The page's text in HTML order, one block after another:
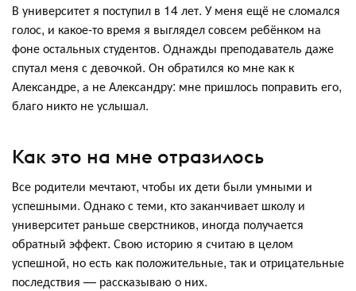
В университет я поступил в 14 лет. У меня ещё не сломался
голос, и какое-то время я выглядел совсем ребёнком на
фоне остальных студентов. Однажды преподаватель даже
спутал меня с девочкой. Он обратился ко мне как к
Александре, а не Александру: мне пришлось поправить его,
благо никто не услышал.
Как это на мне отразилось
Все родители мечтают, чтобы их дети были умными и
успешными. Однако с теми, кто заканчивает школу и
университет раньше сверстников, иногда получается
обратный эффект. Свою историю я считаю в целом
успешной, но есть как положительные, так и отрицательные
последствия — рассказываю о них.